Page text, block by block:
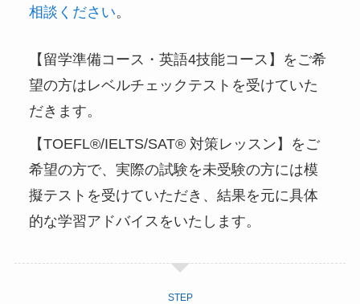
相談ください。
【留学準備コース・英語4技能コース】をご希
望の方はレベルチェックテストを受けていた
だきます。
【TOEFL®/IELTS/SAT® 対策レッスン】をご
希望の方で、実際の試験を未受験の方には模
擬テストを受けていただき、結果を元に具体
的な学習アドバイスをいたします。
STEP